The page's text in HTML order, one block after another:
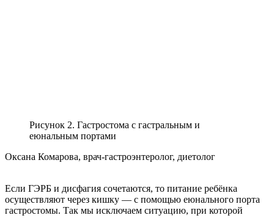
Рисунок 2. Гастростома с гастральным и
еюнальным портами
Оксана Комарова, врач-гастроэнтеролог, диетолог
Если ГЭРБ и дисфагия сочетаются, то питание ребёнка
осуществляют через кишку — с помощью еюнального порта
гастростомы. Так мы исключаем ситуацию, при которой